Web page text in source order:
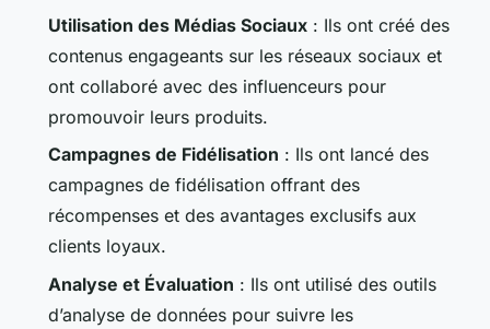
Utilisation des Médias Sociaux : Ils ont créé des
contenus engageants sur les réseaux sociaux et
ont collaboré avec des influenceurs pour
promouvoir leurs produits.
Campagnes de Fidélisation : Ils ont lancé des
campagnes de fidélisation offrant des
récompenses et des avantages exclusifs aux
clients loyaux.
Analyse et Évaluation : Ils ont utilisé des outils
d’analyse de données pour suivre les